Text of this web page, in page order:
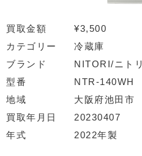
買取金額
¥3,500
カテゴリー
冷蔵庫
ブランド
NITORI/ニトリ
型番
NTR-140WH
地域
大阪府池田市
買取年月日
20230407
年式
2022年製